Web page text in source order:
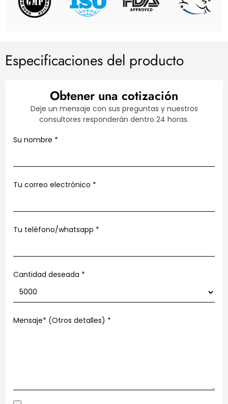
Especificaciones del producto
Obtener una cotización
Deje un mensaje con sus preguntas y nuestros
consultores responderán dentro 24 horas.
Su nombre *
Tu correo electrónico *
Tu teléfono/whatsapp *
Cantidad deseada *
Mensaje* (Otros detalles) *